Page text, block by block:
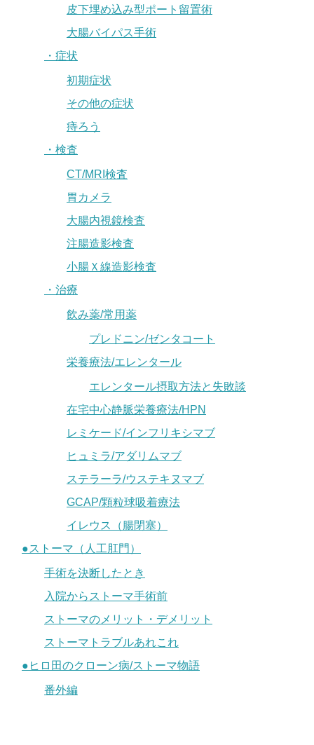
皮下埋め込み型ポート留置術
大腸バイパス手術
・症状
初期症状
その他の症状
痔ろう
・検査
CT/MRI検査
胃カメラ
大腸内視鏡検査
注腸造影検査
小腸Ｘ線造影検査
・治療
飲み薬/常用薬
プレドニン/ゼンタコート
栄養療法/エレンタール
エレンタール摂取方法と失敗談
在宅中心静脈栄養療法/HPN
レミケード/インフリキシマブ
ヒュミラ/アダリムマブ
ステラーラ/ウステキヌマブ
GCAP/顆粒球吸着療法
イレウス（腸閉塞）
●ストーマ（人工肛門）
手術を決断したとき
入院からストーマ手術前
ストーマのメリット・デメリット
ストーマトラブルあれこれ
●ヒロ田のクローン病/ストーマ物語
番外編